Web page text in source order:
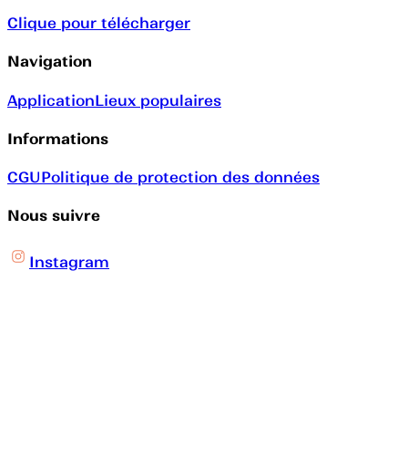
Clique pour télécharger
Navigation
ApplicationLieux populaires
Informations
CGUPolitique de protection des données
Nous suivre
Instagram